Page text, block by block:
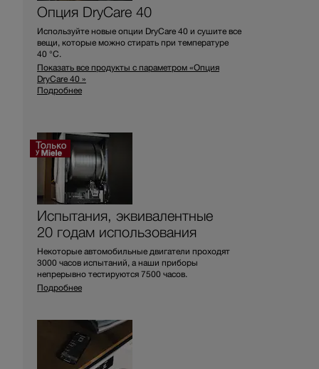
Опция DryCare 40
Используйте новые опции DryCare 40 и сушите все
вещи, которые можно стирать при температуре
40 °C.
Показать все продукты с параметром «Опция
DryCare 40 »
Подробнее
Испытания, эквивалентные
20 годам использования
Некоторые автомобильные двигатели проходят
3000 часов испытаний, а наши приборы
непрерывно тестируются 7500 часов.
Подробнее